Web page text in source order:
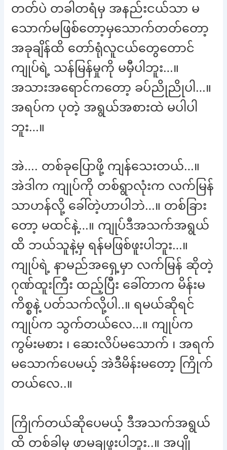
တတ်ပဲ တခါတရံမှ အနည်းငယ်သာ မ
သောက်မဖြစ်တော့မှသောက်တတ်တော့
အခုချိန်ထိ တော်ရုံလူငယ်တွေတောင်
ကျုပ်ရဲ့ သန်မြန်မှုကို မမှီပါဘူး…။
အသားအရောင်ကတော့ ခပ်ညိုညိုပါ…။
အရပ်က ပုတဲ့ အရွယ်အစားထဲ မပါပါ
ဘူး…။
အဲ…. တစ်ခုပြောဖို့ ကျန်သေးတယ်…။
အဲဒါက ကျုပ်ကို တစ်ရွာလုံးက လက်မြန်
သာဟန်လို့ ခေါ်တဲ့ဟာပါဘဲ…။ တစ်ခြား
တော့ မထင်နဲ့…။ ကျုပ်ဒီအသက်အရွယ်
ထိ ဘယ်သူနဲ့မှ ရန်မဖြစ်ဖူးပါဘူး…။
ကျုပ်ရဲ့ နာမည်အရှေ့မှာ လက်မြန် ဆိုတဲ့
ဂုဏ်ထူးကြီး ထည့်ပြီး ခေါ်တာက မိန်းမ
ကိစ္စနဲ့ ပတ်သက်လို့ပါ..။ ရမယ်ဆိုရင်
ကျုပ်က သွက်တယ်လေ…။ ကျုပ်က
ကွမ်းမစား ၊ ဆေးလိပ်မသောက် ၊ အရက်
မသောက်ပေမယ့် အဲဒီမိန်းမတော့ ကြိုက်
တယ်လေ..။
ကြိုက်တယ်ဆိုပေမယ့် ဒီအသက်အရွယ်
ထိ တစ်ခါမှ ဖာမချဖူးပါဘူး..။ အပျို